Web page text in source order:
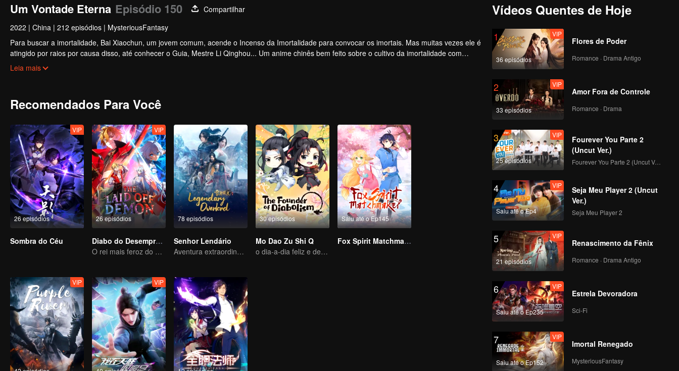
131
133
135 136
137
139 140
141 142
143
145 146
147 148
Um Vontade Eterna Episódio 150
Compartilhar
2022 | China | 212 episódios | MysteriousFantasy
Para buscar a imortalidade, Bai Xiaochun, um jovem comum, acende o Incenso da Imortalidade para convocar os imortais. Mas muitas vezes ele é
atingido por raios por causa disso, até conhecer o Guia, Mestre Li Qinghou... Um anime chinês bem feito sobre o cultivo da imortalidade com
inúmeras tramas divertidas. Venha assistir para encher seu verão de alegria.
Leia mais
Recomendados Para Você
26 episódios
VIP
Sombra do Céu
26 episódios
VIP
Diabo do Desemprego
O rei mais feroz do mundo demoníaco
78 episódios
Senhor Lendário
Aventura extraordinária, um adolescente renascido da adversidade
30 episódios
Mo Dao Zu Shi Q
o dia-a-dia feliz e descansado
Saiu até o Ep145
Fox Spirit Matchmaker
VIP VIP
Vídeos Quentes de Hoje
1
36 episódios
VIP
Flores de Poder
Romance · Drama Antigo
2
33 episódios
VIP
Amor Fora de Controle
Romance · Drama
3
25 episódios
VIP
Fourever You Parte 2
(Uncut Ver.)
Fourever You Parte 2 (Uncut Ver.)
4
Saiu até o Ep4
VIP
Seja Meu Player 2 (Uncut
Ver.)
Seja Meu Player 2
5
21 episódios
VIP
Renascimento da Fênix
Romance · Drama Antigo
6
Saiu até o Ep235
VIP
Estrela Devoradora
Sci-Fi
7
Saiu até o Ep152
VIP
Imortal Renegado
MysteriousFantasy